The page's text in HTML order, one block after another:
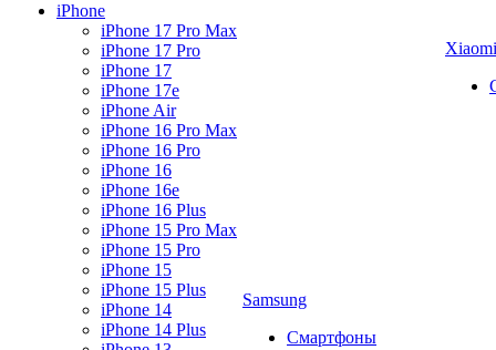
iPhone
iPhone 17 Pro Max
iPhone 17 Pro
iPhone 17
iPhone 17e
iPhone Air
iPhone 16 Pro Max
iPhone 16 Pro
iPhone 16
iPhone 16e
iPhone 16 Plus
iPhone 15 Pro Max
iPhone 15 Pro
iPhone 15
iPhone 15 Plus
iPhone 14
iPhone 14 Plus
Samsung
Смартфоны
Xiaomi